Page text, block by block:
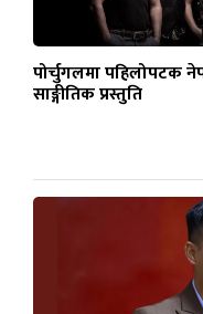
पोर्चुगलमा पहिलोपटक
साङ्गीतिक प्रस्तुति